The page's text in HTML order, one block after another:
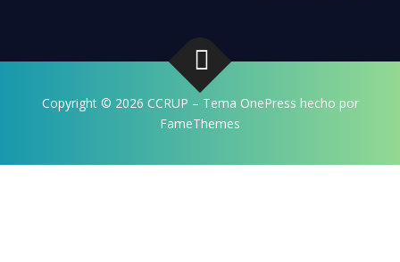
Copyright © 2026 CCRUP – Tema OnePress hecho por
FameThemes